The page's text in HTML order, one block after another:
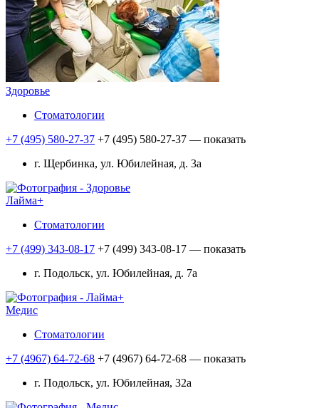
Здоровье
Стоматологии
+7 (495) 580-27-37 +7 (495) 580-27-37 — показать
г. Щербинка, ул. Юбилейная, д. 3а
Лайма+
Стоматологии
+7 (499) 343-08-17 +7 (499) 343-08-17 — показать
г. Подольск, ул. Юбилейная, д. 7а
Медис
Стоматологии
+7 (4967) 64-72-68 +7 (4967) 64-72-68 — показать
г. Подольск, ул. Юбилейная, 32а